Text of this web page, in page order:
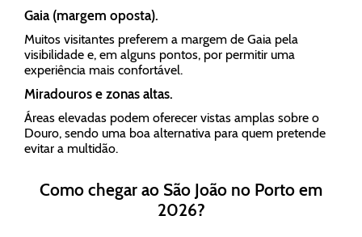
Gaia (margem oposta).
Muitos visitantes preferem a margem de Gaia pela
visibilidade e, em alguns pontos, por permitir uma
experiência mais confortável.
Miradouros e zonas altas.
Áreas elevadas podem oferecer vistas amplas sobre o
Douro, sendo uma boa alternativa para quem pretende
evitar a multidão.
Como chegar ao São João no Porto em
2026?